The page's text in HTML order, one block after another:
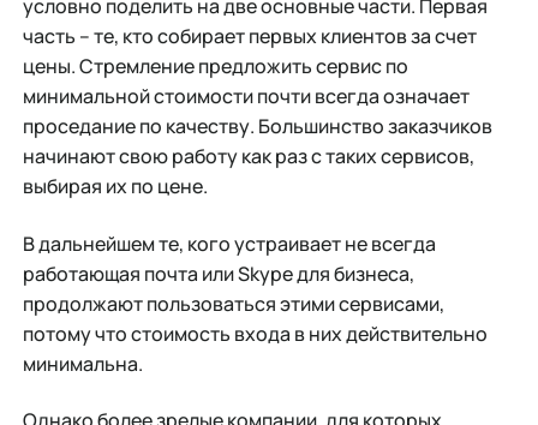
условно поделить на две основные части. Первая
часть – те, кто собирает первых клиентов за счет
цены. Стремление предложить сервис по
минимальной стоимости почти всегда означает
проседание по качеству. Большинство заказчиков
начинают свою работу как раз с таких сервисов,
выбирая их по цене.
В дальнейшем те, кого устраивает не всегда
работающая почта или Skype для бизнеса,
продолжают пользоваться этими сервисами,
потому что стоимость входа в них действительно
минимальна.